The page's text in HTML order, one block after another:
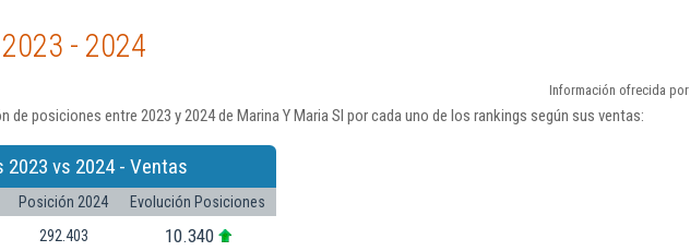
- 2024
Información ofrecida por
posiciones entre 2023 y 2024 de Marina Y Maria Sl por cada uno de los rankings según sus ventas:
vs 2024 - Ventas
Posición 2024
Evolución Posiciones
292.403 10.340